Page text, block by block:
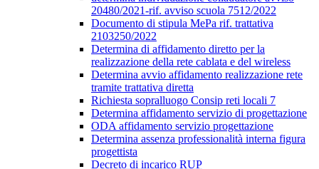
20480/2021-rif. avviso scuola 7512/2022
Documento di stipula MePa rif. trattativa
2103250/2022
Determina di affidamento diretto per la
realizzazione della rete cablata e del wireless
Determina avvio affidamento realizzazione rete
tramite trattativa diretta
Richiesta sopralluogo Consip reti locali 7
Determina affidamento servizio di progettazione
ODA affidamento servizio progettazione
Determina assenza professionalità interna figura
progettista
Decreto di incarico RUP